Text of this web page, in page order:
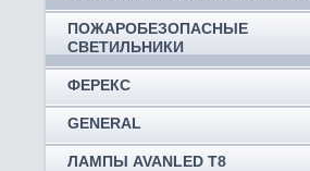
ПОЖАРОБЕЗОПАСНЫЕ
СВЕТИЛЬНИКИ
ФЕРЕКС
GENERAL
ЛАМПЫ AVANLED T8